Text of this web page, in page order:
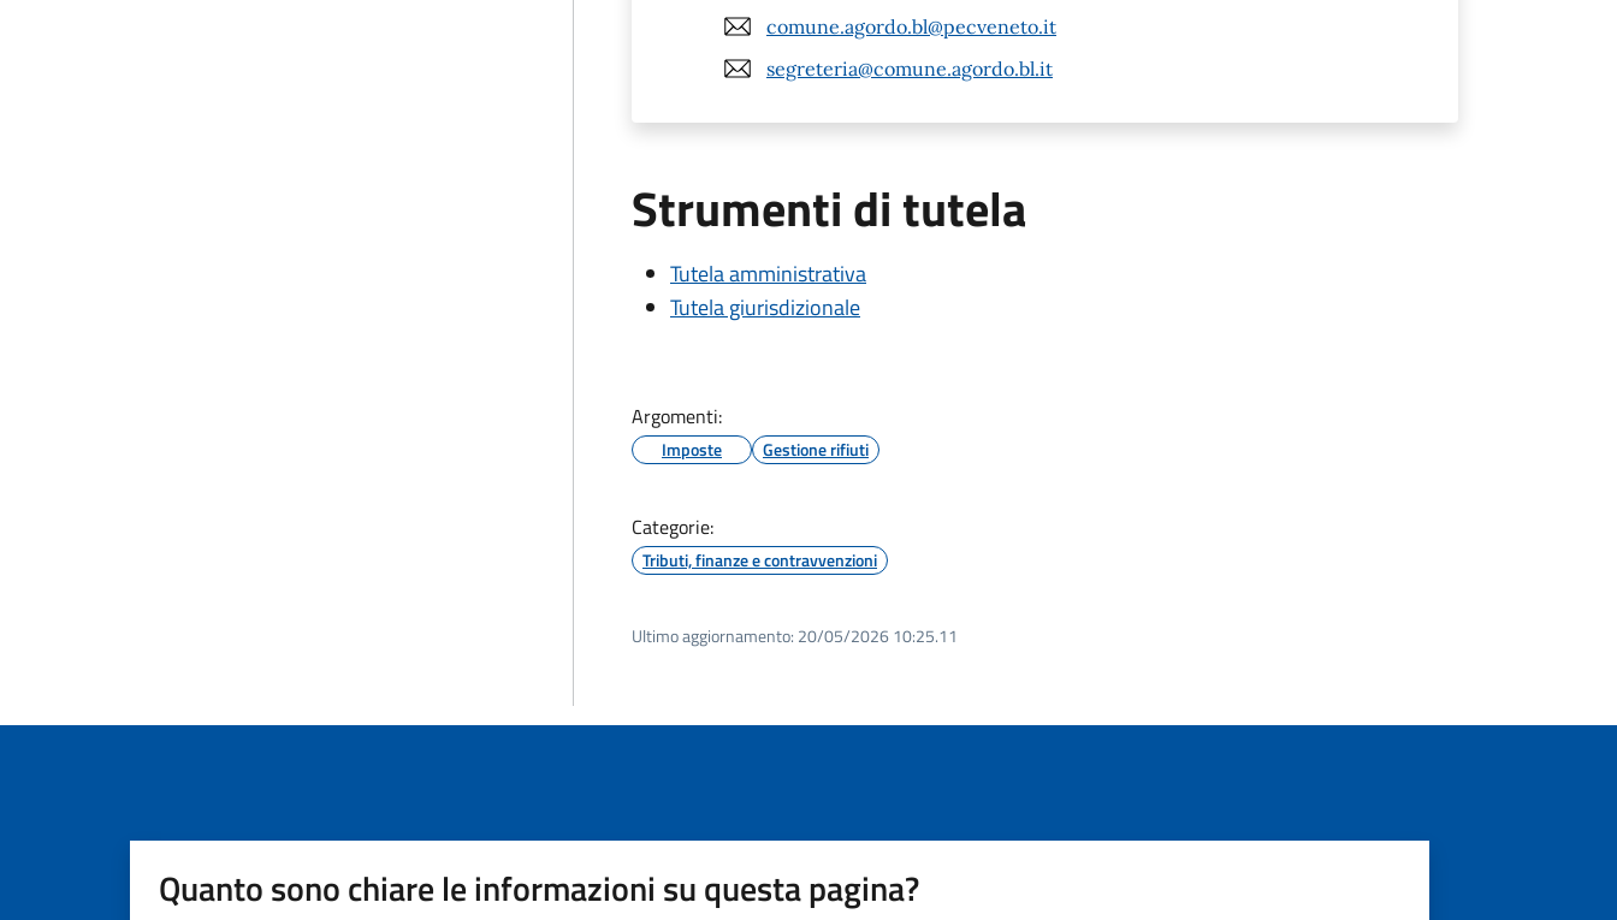
comune.agordo.bl@pecveneto.it
segreteria@comune.agordo.bl.it
Strumenti di tutela
Tutela amministrativa
Tutela giurisdizionale
Argomenti:
Imposte Gestione rifiuti
Categorie:
Tributi, finanze e contravvenzioni
Ultimo aggiornamento: 20/05/2026 10:25.11
Quanto sono chiare le informazioni su questa pagina?